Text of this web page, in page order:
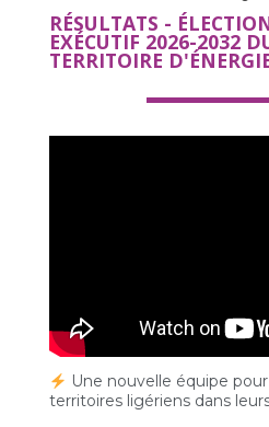
RÉSULTATS -
EXÉCUTIF 2026-2032
TERRITOIRE
Une nouvelle équipe
territoires ligériens dans